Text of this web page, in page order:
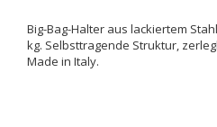
Big-Bag-Halter aus lackiertem
kg. Selbsttragende Struktur,
Made in Italy.